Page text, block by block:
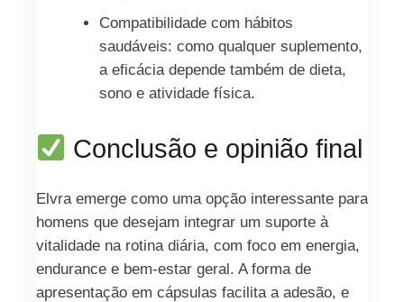
Compatibilidade com hábitos
saudáveis: como qualquer suplemento,
a eficácia depende também de dieta,
sono e atividade física.
Conclusão e opinião final
Elvra emerge como uma opção interessante para
homens que desejam integrar um suporte à
vitalidade na rotina diária, com foco em energia,
endurance e bem-estar geral. A forma de
apresentação em cápsulas facilita a adesão, e